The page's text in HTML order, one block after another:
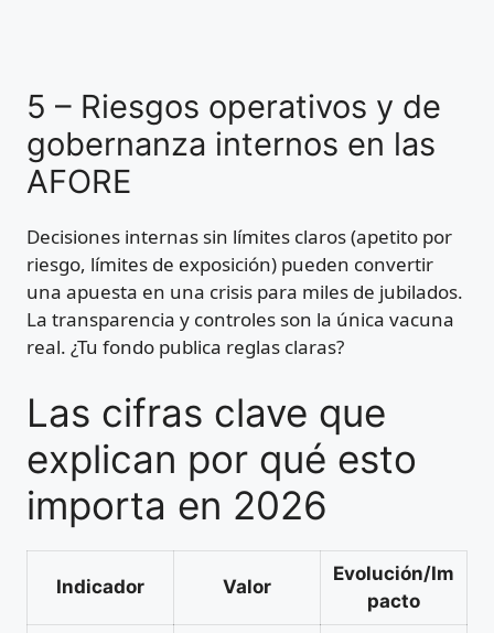
5 – Riesgos operativos y de
gobernanza internos en las
AFORE
Decisiones internas sin límites claros (apetito por
riesgo, límites de exposición) pueden convertir
una apuesta en una crisis para miles de jubilados.
La transparencia y controles son la única vacuna
real. ¿Tu fondo publica reglas claras?
Las cifras clave que
explican por qué esto
importa en 2026
Indicador Valor
Evolución/Im
pacto